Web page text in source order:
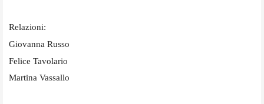
Relazioni:
Giovanna Russo
Felice Tavolario
Martina Vassallo